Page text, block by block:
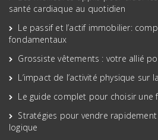
santé cardiaque au quotidien
Le passif et l’actif immobilier:
fondamentaux
Grossiste vêtements : votre allié
L’impact de l’activité physique sur
Le guide complet pour choisir une
Stratégies pour vendre
logique